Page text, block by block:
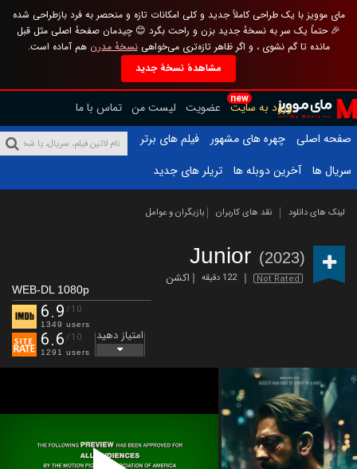
مای موویز با یک طراحی کاملاً جدید و کلی امکانات تازه و منحصر به فرد بازطراحی شده
🎉 حتماً یک سر به نسخهٔ جدید بزن و راحت بگرد 😊 چیدمان صفحهٔ اصلی مثل قبل
مانده تا گم نشوی ، و اگر ظاهر تازه‌تری می‌خواهینسخهٔ مدرن هم آماده است.
مشاهدهٔ نسخهٔ جدید
new
ورود به سایت عضویت لیست من تماس با ما
صفحه اصلی
چهره های مشهور
فیلم های برتر
سریال ها
آخرین دوبله ها تریلر های جدید
لینک های دانلود نقد های کاربران بازیگران و عوامل
Junior (2023)
Not Rated 122 دقیقه اکشن
WEB-DL 1080p
6.9 /10
1349 users
6.6 /10
1291 users
امتیاز دهید